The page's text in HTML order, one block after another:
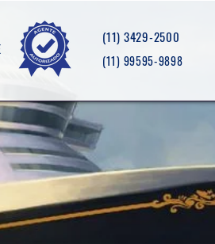
(11) 3429-2500
(11) 99595-9898